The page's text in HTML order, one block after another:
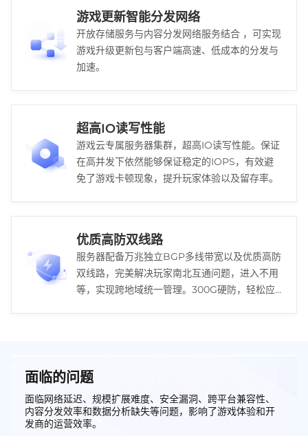
游戏更新智能分发网络
开放存储服务与内容分发网络服务结合 ，可实现
游戏升级更新包与客户端高速、低成本的分发与
加速。
超高IO读写性能
游戏云专属服务器集群，超高IO读写性能。保证
在高并发下依然能够保证稳定的IOPS，有效避
免了游戏卡顿现象，提升玩家体验以及留存率。
优质高防双线路
服务器配备万兆独立BGP多线带宽以及优质高防
双线路，完美解决玩家南北互通问题，进入不用
等，实现跨地域统一管理。300G硬防，轻松应
面临的问题
面临网络延迟、规模扩展难度、安全漏洞、跨平台兼容性、
内容分发效率和数据分析缺失等问题，影响了游戏体验和开
发商的运营效率。